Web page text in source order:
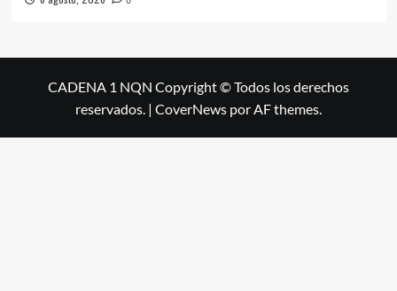
CADENA 1 NQN Copyright © Todos los derechos
reservados. | CoverNews por AF themes.